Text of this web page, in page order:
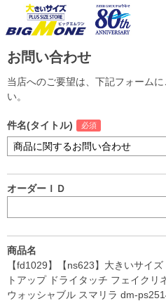
お問い合わせ
当店へのご要望は、下記フォーム
い。
件名(タイトル)
オーダーＩＤ
商品名
【fd1029】【ns623】大きいサイ
トアップ ドライタッチ フェイク
ウォッシャブル スマリラ dm-